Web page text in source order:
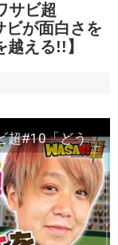
サビ超
ビが面白さを
える!!】
【ファミスタを面白く打つ!!!】ワサビ超#10「どうなのファミスタ!? ワサビが面白さを探す!!」【ファミスタ回胴版/道を越える!!】